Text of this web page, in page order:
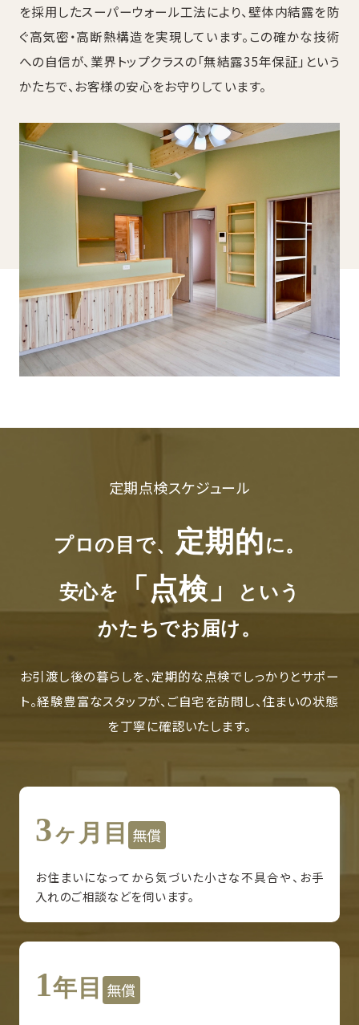
を採用したスーパーウォール工法により、壁体内結露を防
ぐ高気密・高断熱構造を実現しています。この確かな技術
への自信が、業界トップクラスの「無結露35年保証」という
かたちで、お客様の安心をお守りしています。
定期点検スケジュール
プロの目で、 定期的に。
安心を 「点検」
という
かたちでお届け。
お引渡し後の暮らしを、定期的な点検でしっかりとサポー
ト。経験豊富なスタッフが、ご自宅を訪問し、住まいの状態
を丁寧に確認いたします。
3ヶ月目 無償
お住まいになってから気づいた小さな不具合や、お手
入れのご相談などを伺います。
1年目 無償